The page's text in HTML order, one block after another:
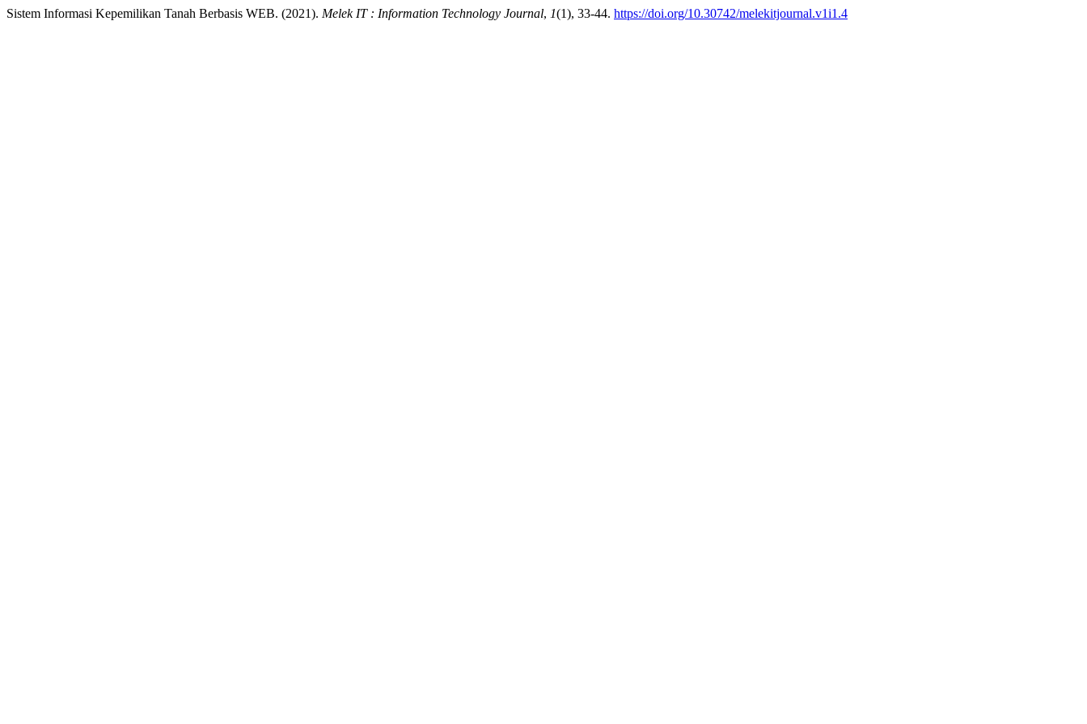
Sistem Informasi Kepemilikan Tanah Berbasis WEB. (2021). Melek IT : Information Technology Journal, 1(1), 33-44. https://doi.org/10.30742/melekitjournal.v1i1.4